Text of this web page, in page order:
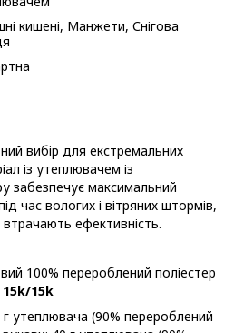
кишені, Манжети, Снігова
вибір для екстремальних
із утеплювачем із
забезпечує максимальний
час вологих і вітряних штормів,
втрачають ефективність.
100% перероблений поліестер
15k/15k
г утеплювача (90% перероблений